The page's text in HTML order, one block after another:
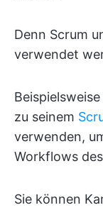
Denn Scrum
verwendet
zu seinem
verwenden,
Workflows
Sie können